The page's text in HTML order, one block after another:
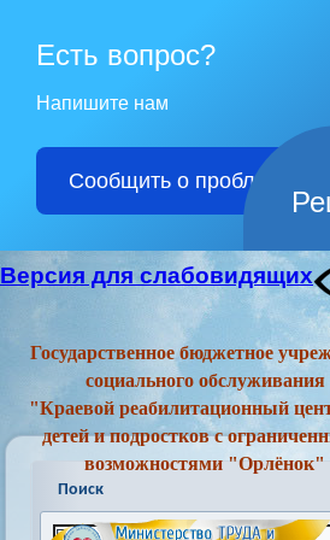
Есть вопрос?
Напишите нам
Сообщить о проблеме
Версия для слабовидящих
Государственное бюджетное
социального обслуживания
"Краевой реабилитационный
детей и подростков с
возможностями "Орлёнок"
Поиск